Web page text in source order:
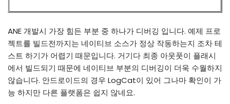
ANE 개발시 가장 힘든 부분 중 하나가 디버깅 입니다. 예제 프로
젝트를 빌드전까지는 네이티브 소스가 정상 작동하는지 조차 테
스트 하기가 어렵기 때문입니다. 거기다 최종 아웃풋이 플래시
에서 빌드되기 때문에 네이티브 부분의 디버깅이 더욱 수월하지
않습니다. 안드로이드의 경우 LogCat이 있어 그나마 확인이 가
능 하지만 다른 플랫폼은 쉽지 않네요.